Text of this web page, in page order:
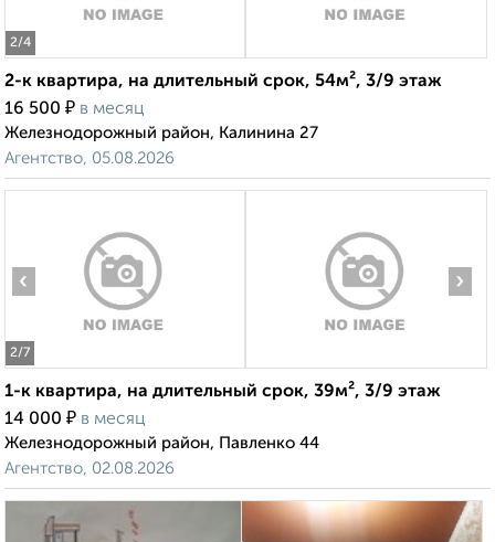
2/4
2-к квартира, на длительный срок, 54м², 3/9 этаж
16 500 ₽ в месяц
Железнодорожный район, Калинина 27
Агентство, 05.08.2026
2/7
‹ ›
1-к квартира, на длительный срок, 39м², 3/9 этаж
14 000 ₽ в месяц
Железнодорожный район, Павленко 44
Агентство, 02.08.2026